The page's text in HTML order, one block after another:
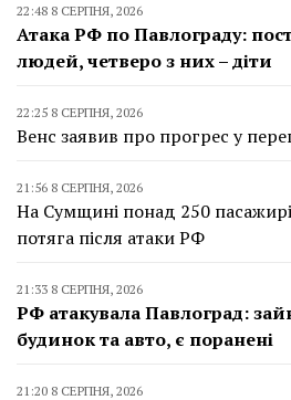
22:48 8 СЕРПНЯ, 2026
Атака РФ по Павлограду:
людей, четверо з них – діти
22:25 8 СЕРПНЯ, 2026
Венс заявив про прогрес у
21:56 8 СЕРПНЯ, 2026
На Сумщині понад 250
потяга після атаки РФ
21:33 8 СЕРПНЯ, 2026
РФ атакувала Павлоград:
будинок та авто, є поранені
21:20 8 СЕРПНЯ, 2026